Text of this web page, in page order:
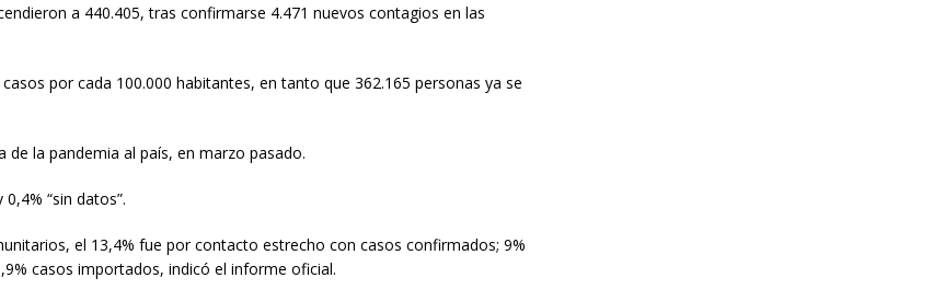
a 440.405, tras confirmarse 4.471 nuevos contagios en las
por cada 100.000 habitantes, en tanto que 362.165 personas ya se
la pandemia al país, en marzo pasado.
“sin datos”.
el 13,4% fue por contacto estrecho con casos confirmados; 9%
casos importados, indicó el informe oficial.